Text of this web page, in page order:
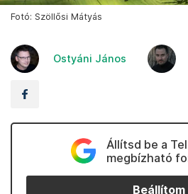
Fotó: Szöllősi Mátyás
Ostyáni János
Állítsd be a
megbízható
Beállítom